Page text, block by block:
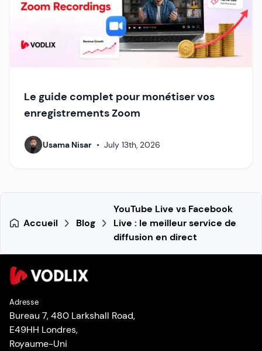
Le guide complet pour monétiser vos
enregistrements Zoom
Usama Nisar • July 13th, 2026
Accueil Blog
YouTube Live vs Facebook
Live : le meilleur service de
diffusion en direct
Adresse
Bureau 7, 480 Larkshall Road,
E49HH Londres,
Royaume-Uni